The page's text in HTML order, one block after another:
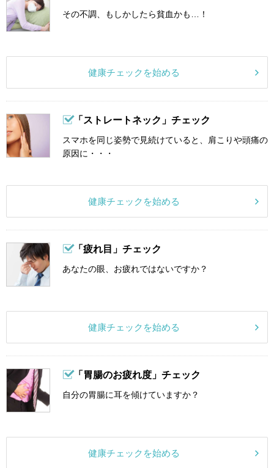
その不調、もしかしたら貧血かも…！
健康チェックを始める
「ストレートネック」チェック
スマホを同じ姿勢で見続けていると、肩こりや頭痛の
原因に・・・
健康チェックを始める
「疲れ目」チェック
あなたの眼、お疲れではないですか？
健康チェックを始める
「胃腸のお疲れ度」チェック
自分の胃腸に耳を傾けていますか？
健康チェックを始める